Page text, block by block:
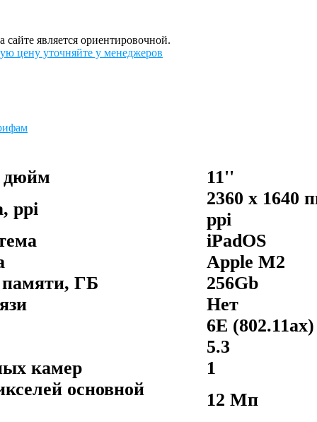
сайте является ориентировочной.
цену уточняйте у менеджеров
дюйм
11''
ppi
2360 x 1640
ppi
iPadOS
Apple M2
ГБ
256Gb
Нет
6E (802.11ax)
5.3
камер
1
основной
12 Мп